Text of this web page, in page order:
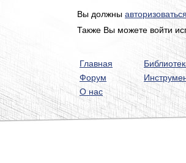
Вы должны
Также Вы можете войти
Главная
Форум
О нас